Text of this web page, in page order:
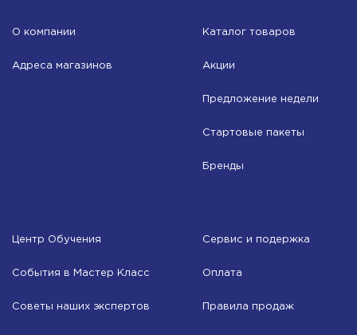
О компании
Адреса магазинов
Каталог товаров
Акции
Предложение недели
Стартовые пакеты
Бренды
Центр Обучения
События в Мастер Класс
Советы наших экспертов
Сервис и подержка
Оплата
Правила продаж